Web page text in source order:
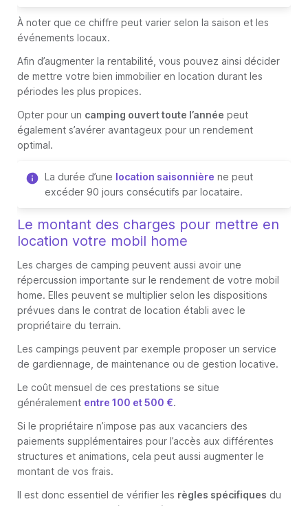
À noter que ce chiffre peut varier selon la saison et les
événements locaux.
Afin d’augmenter la rentabilité, vous pouvez ainsi décider
de mettre votre bien immobilier en location durant les
périodes les plus propices.
Opter pour un camping ouvert toute l’année peut
également s’avérer avantageux pour un rendement
optimal.
La durée d’une location saisonnière ne peut
excéder 90 jours consécutifs par locataire.
Le montant des charges pour mettre en
location votre mobil home
Les charges de camping peuvent aussi avoir une
répercussion importante sur le rendement de votre mobil
home. Elles peuvent se multiplier selon les dispositions
prévues dans le contrat de location établi avec le
propriétaire du terrain.
Les campings peuvent par exemple proposer un service
de gardiennage, de maintenance ou de gestion locative.
Le coût mensuel de ces prestations se situe
généralement entre 100 et 500 €.
Si le propriétaire n’impose pas aux vacanciers des
paiements supplémentaires pour l’accès aux différentes
structures et animations, cela peut aussi augmenter le
montant de vos frais.
Il est donc essentiel de vérifier les règles spécifiques du